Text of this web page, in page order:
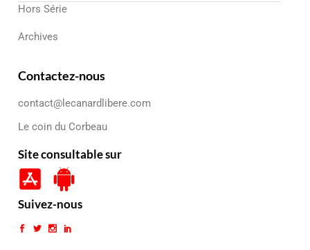
Hors Série
Archives
Contactez-nous
contact@lecanardlibere.com
Le coin du Corbeau
Site consultable sur
Suivez-nous